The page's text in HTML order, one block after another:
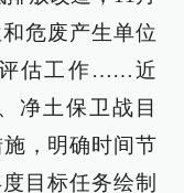
危废产生单位
评估工作……近
净土保卫战目
，明确时间节
目标任务绘制